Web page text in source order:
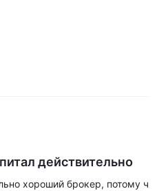
действительно
хороший брокер, потому ч